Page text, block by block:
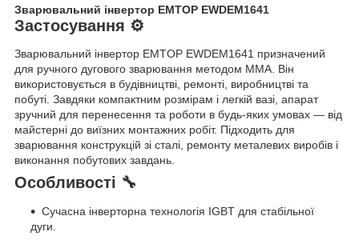
Зварювальний інвертор EMTOP EWDEM1641
Застосування ⚙️
Зварювальний інвертор EMTOP EWDEM1641 призначений
для ручного дугового зварювання методом MMA. Він
використовується в будівництві, ремонті, виробництві та
побуті. Завдяки компактним розмірам і легкій вазі, апарат
зручний для перенесення та роботи в будь-яких умовах — від
майстерні до виїзних монтажних робіт. Підходить для
зварювання конструкцій зі сталі, ремонту металевих виробів і
виконання побутових завдань.
Особливості 🔧
Сучасна інверторна технологія IGBT для стабільної
дуги.